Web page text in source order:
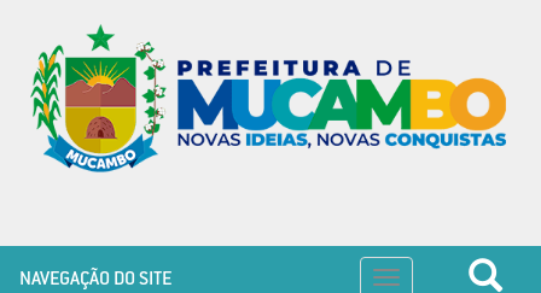
Toggle
NAVEGAÇÃO DO SITE